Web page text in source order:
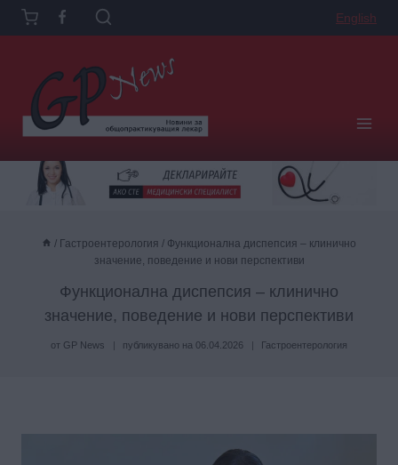
Към
съдържанието
English
/ Гастроентерология / Функционална диспепсия – клинично
значение, поведение и нови перспективи
Функционална диспепсия – клинично
значение, поведение и нови перспективи
от GP News публикувано на 06.04.2026 Гастроентерология